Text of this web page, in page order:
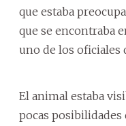
que estaba
que se encontraba
uno de los oficiales
El animal estaba
pocas